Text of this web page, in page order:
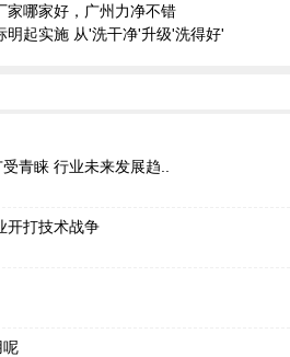
家哪家好，广州力净不错
明起实施 从'洗干净'升级'洗得好'
青睐 行业未来发展趋..
开打技术战争
呢